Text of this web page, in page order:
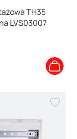
TH35
LVS03007